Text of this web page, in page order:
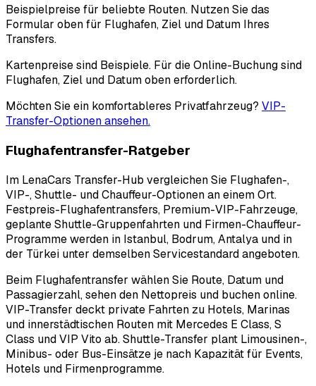
Beispielpreise für beliebte Routen. Nutzen Sie das
Formular oben für Flughafen, Ziel und Datum Ihres
Transfers.
Kartenpreise sind Beispiele. Für die Online-Buchung sind
Flughafen, Ziel und Datum oben erforderlich.
Möchten Sie ein komfortableres Privatfahrzeug? VIP-
Transfer-Optionen ansehen.
Flughafentransfer-Ratgeber
Im LenaCars Transfer-Hub vergleichen Sie Flughafen-,
VIP-, Shuttle- und Chauffeur-Optionen an einem Ort.
Festpreis-Flughafentransfers, Premium-VIP-Fahrzeuge,
geplante Shuttle-Gruppenfahrten und Firmen-Chauffeur-
Programme werden in Istanbul, Bodrum, Antalya und in
der Türkei unter demselben Servicestandard angeboten.
Beim Flughafentransfer wählen Sie Route, Datum und
Passagierzahl, sehen den Nettopreis und buchen online.
VIP-Transfer deckt private Fahrten zu Hotels, Marinas
und innerstädtischen Routen mit Mercedes E Class, S
Class und VIP Vito ab. Shuttle-Transfer plant Limousinen-,
Minibus- oder Bus-Einsätze je nach Kapazität für Events,
Hotels und Firmenprogramme.